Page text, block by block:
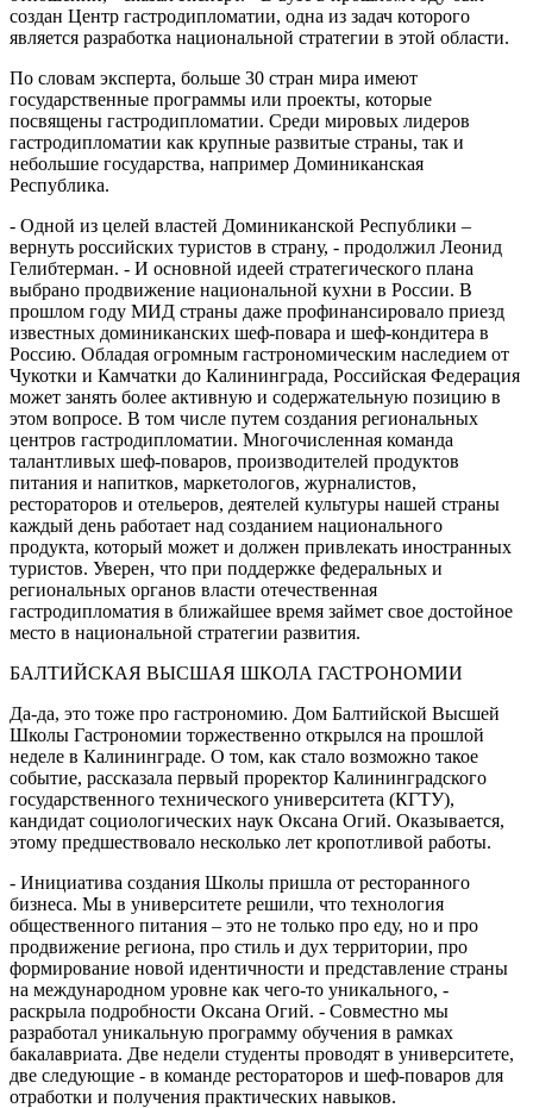
создан Центр гастродипломатии, одна из задач которого
является разработка национальной стратегии в этой области.
По словам эксперта, больше 30 стран мира имеют
государственные программы или проекты, которые
посвящены гастродипломатии. Среди мировых лидеров
гастродипломатии как крупные развитые страны, так и
небольшие государства, например Доминиканская
Республика.
- Одной из целей властей Доминиканской Республики –
вернуть российских туристов в страну, - продолжил Леонид
Гелибтерман. - И основной идеей стратегического плана
выбрано продвижение национальной кухни в России. В
прошлом году МИД страны даже профинансировало приезд
известных доминиканских шеф-повара и шеф-кондитера в
Россию. Обладая огромным гастрономическим наследием от
Чукотки и Камчатки до Калининграда, Российская Федерация
может занять более активную и содержательную позицию в
этом вопросе. В том числе путем создания региональных
центров гастродипломатии. Многочисленная команда
талантливых шеф-поваров, производителей продуктов
питания и напитков, маркетологов, журналистов,
рестораторов и отельеров, деятелей культуры нашей страны
каждый день работает над созданием национального
продукта, который может и должен привлекать иностранных
туристов. Уверен, что при поддержке федеральных и
региональных органов власти отечественная
гастродипломатия в ближайшее время займет свое достойное
место в национальной стратегии развития.
БАЛТИЙСКАЯ ВЫСШАЯ ШКОЛА ГАСТРОНОМИИ
Да-да, это тоже про гастрономию. Дом Балтийской Высшей
Школы Гастрономии торжественно открылся на прошлой
неделе в Калининграде. О том, как стало возможно такое
событие, рассказала первый проректор Калининградского
государственного технического университета (КГТУ),
кандидат социологических наук Оксана Огий. Оказывается,
этому предшествовало несколько лет кропотливой работы.
- Инициатива создания Школы пришла от ресторанного
бизнеса. Мы в университете решили, что технология
общественного питания – это не только про еду, но и про
продвижение региона, про стиль и дух территории, про
формирование новой идентичности и представление страны
на международном уровне как чего-то уникального, -
раскрыла подробности Оксана Огий. - Совместно мы
разработал уникальную программу обучения в рамках
бакалавриата. Две недели студенты проводят в университете,
две следующие - в команде рестораторов и шеф-поваров для
отработки и получения практических навыков.